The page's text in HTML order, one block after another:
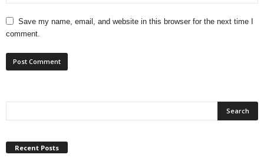
Save my name, email, and website in this browser for the next time I
comment.
Recent Posts